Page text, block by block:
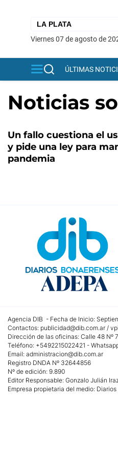
viernes 07 de agosto de
ÚLTIMAS
Noticias
Un fallo cuestiona el
y pide una ley para
pandemia
Agencia DIB - Fecha de Inicio:
Contactos: publicidad@dib.com.ar /
Dirección de las oficinas: Calle 48 Nº
Teléfono: +5492215022421 -
Email: administracion@dib.com.ar
Registro DNDA Nº 32644856
Nº de edición: 9.890
Editor Responsable: Gonzalo Julián
Empresa propietaria del medio: